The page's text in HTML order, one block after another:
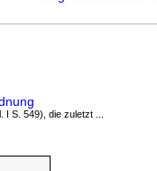
S. 549), die zuletzt ...